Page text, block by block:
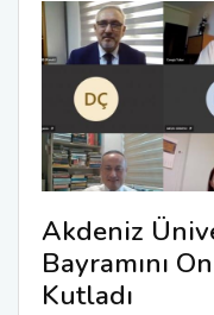
Akdeniz
Bayramını
Kutladı